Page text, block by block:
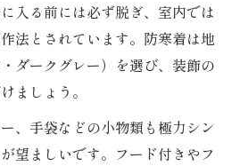
入る前には必ず脱ぎ、室内では
法とされています。防寒着は地
ダークグレー）を選び、装飾の
ましょう。
、手袋などの小物類も極力シン
望ましいです。フード付きやフ